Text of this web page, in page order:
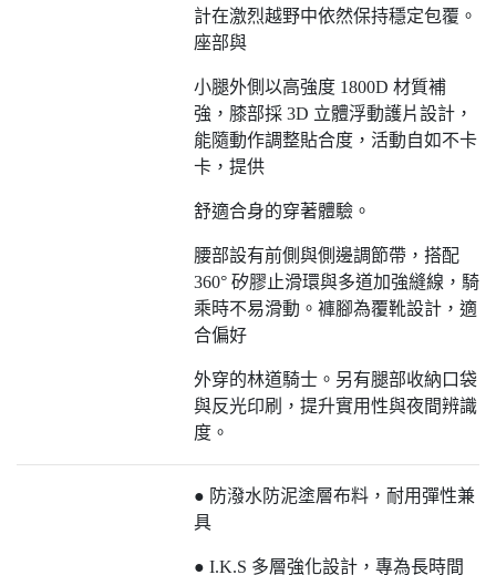
計在激烈越野中依然保持穩定包覆。
座部與
小腿外側以高強度 1800D 材質補
強，膝部採 3D 立體浮動護片設計，
能隨動作調整貼合度，活動自如不卡
卡，提供
舒適合身的穿著體驗。
腰部設有前側與側邊調節帶，搭配
360° 矽膠止滑環與多道加強縫線，騎
乘時不易滑動。褲腳為覆靴設計，適
合偏好
外穿的林道騎士。另有腿部收納口袋
與反光印刷，提升實用性與夜間辨識
度。
● 防潑水防泥塗層布料，耐用彈性兼
具
● I.K.S 多層強化設計，專為長時間